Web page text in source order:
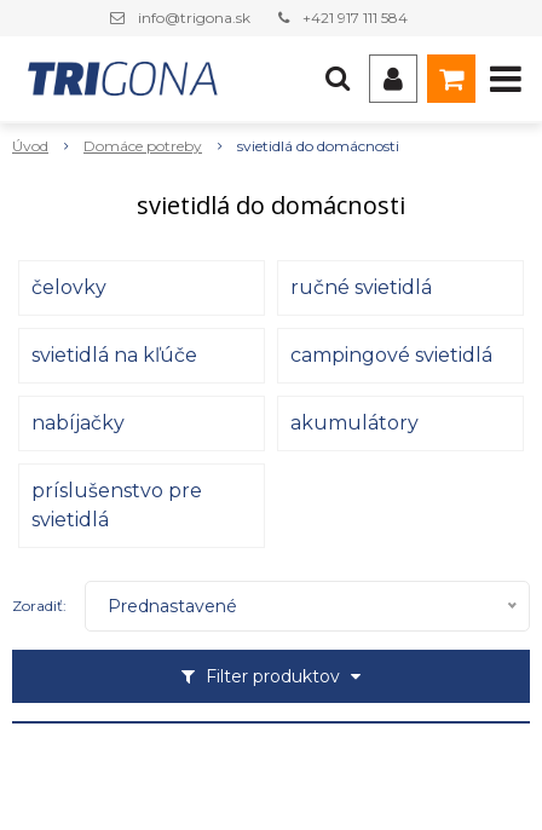
info@trigona.sk +421 917 111 584
Úvod Domáce potreby svietidlá do domácnosti
svietidlá do domácnosti
čelovky ručné svietidlá
svietidlá na kľúče campingové svietidlá
nabíjačky akumulátory
príslušenstvo pre
svietidlá
Filter produktov
Zoradiť: Prednastavené